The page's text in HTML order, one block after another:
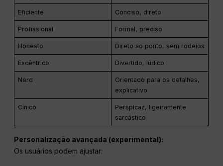
Eficiente Conciso, direto
Profissional Formal, preciso
Honesto Direto ao ponto, sem rodeios
Excêntrico Divertido, lúdico
Nerd
Orientado para os detalhes,
explicativo
Cínico
Perspicaz, ligeiramente
sarcástico
Personalização avançada (experimental):
Os usuários podem ajustar: